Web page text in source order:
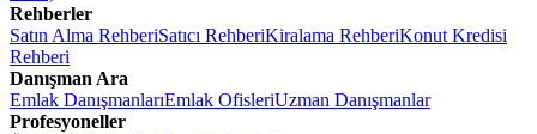
Rehberler
Satın Alma RehberiSatıcı RehberiKiralama RehberiKonut Kredisi
Rehberi
Danışman Ara
Emlak DanışmanlarıEmlak OfisleriUzman Danışmanlar
Profesyoneller